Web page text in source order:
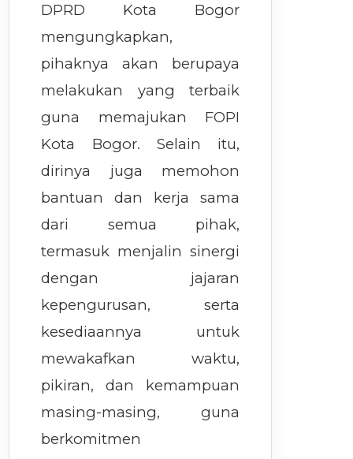
DPRD Kota Bogor
mengungkapkan,
pihaknya akan berupaya
melakukan yang terbaik
guna memajukan FOPI
Kota Bogor. Selain itu,
dirinya juga memohon
bantuan dan kerja sama
dari semua pihak,
termasuk menjalin sinergi
dengan jajaran
kepengurusan, serta
kesediaannya untuk
mewakafkan waktu,
pikiran, dan kemampuan
masing-masing, guna
berkomitmen